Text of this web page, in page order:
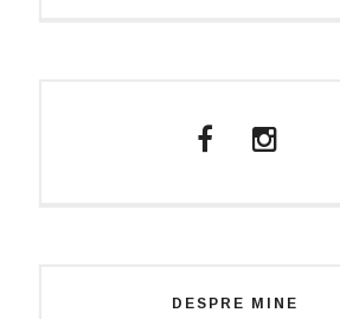
DESPRE MINE